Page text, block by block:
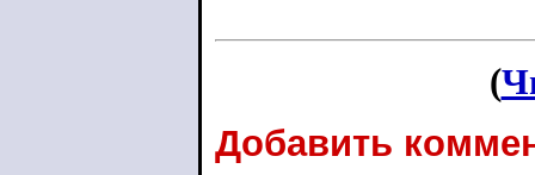
(
Добавить